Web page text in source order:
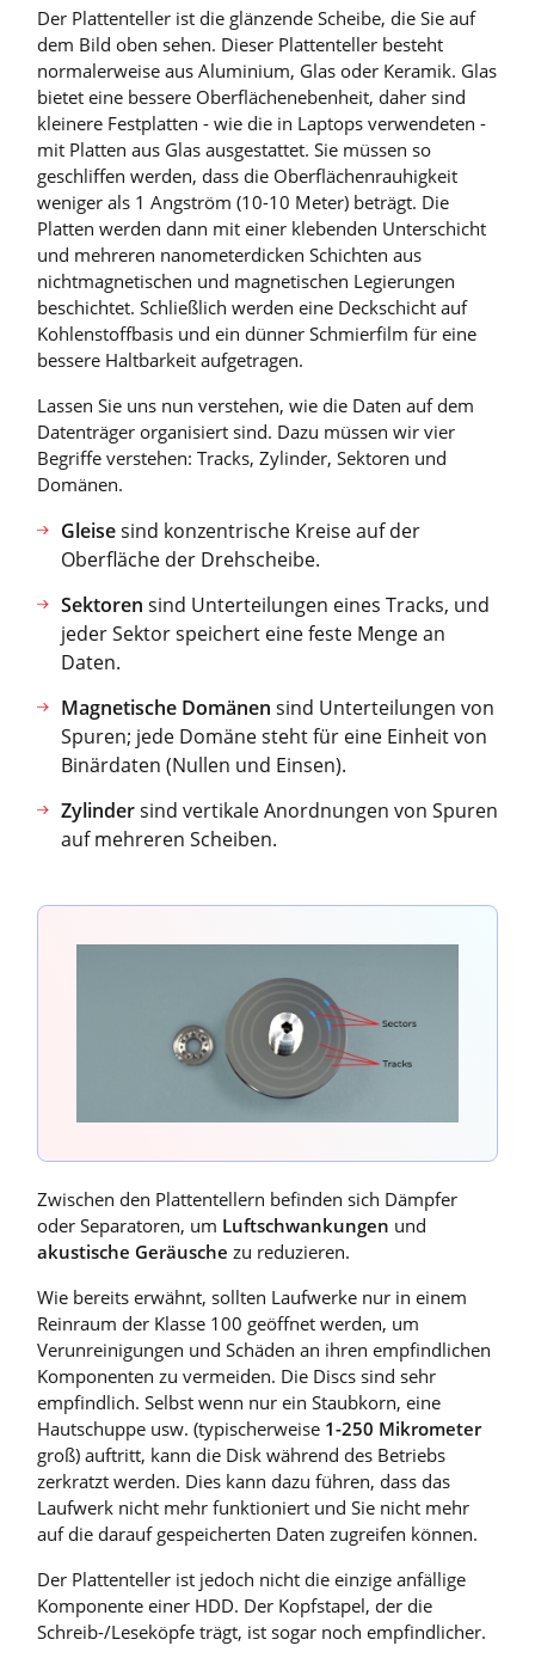
Der Plattenteller ist die glänzende Scheibe, die Sie auf
dem Bild oben sehen. Dieser Plattenteller besteht
normalerweise aus Aluminium, Glas oder Keramik. Glas
bietet eine bessere Oberflächenebenheit, daher sind
kleinere Festplatten - wie die in Laptops verwendeten -
mit Platten aus Glas ausgestattet. Sie müssen so
geschliffen werden, dass die Oberflächenrauhigkeit
weniger als 1 Angström (10-10 Meter) beträgt. Die
Platten werden dann mit einer klebenden Unterschicht
und mehreren nanometerdicken Schichten aus
nichtmagnetischen und magnetischen Legierungen
beschichtet. Schließlich werden eine Deckschicht auf
Kohlenstoffbasis und ein dünner Schmierfilm für eine
bessere Haltbarkeit aufgetragen.
Lassen Sie uns nun verstehen, wie die Daten auf dem
Datenträger organisiert sind. Dazu müssen wir vier
Begriffe verstehen: Tracks, Zylinder, Sektoren und
Domänen.
Gleisesind konzentrische Kreise auf der
Oberfläche der Drehscheibe.
Sektoren sind Unterteilungen eines Tracks, und
jeder Sektor speichert eine feste Menge an
Daten.
Magnetische Domänen sind Unterteilungen von
Spuren; jede Domäne steht für eine Einheit von
Binärdaten (Nullen und Einsen).
Zylindersind vertikale Anordnungen von Spuren
auf mehreren Scheiben.
Zwischen den Plattentellern befinden sich Dämpfer
oder Separatoren, um Luftschwankungen und
akustische Geräusche zu reduzieren.
Wie bereits erwähnt, sollten Laufwerke nur in einem
Reinraum der Klasse 100 geöffnet werden, um
Verunreinigungen und Schäden an ihren empfindlichen
Komponenten zu vermeiden. Die Discs sind sehr
empfindlich. Selbst wenn nur ein Staubkorn, eine
Hautschuppe usw. (typischerweise 1-250 Mikrometer
groß) auftritt, kann die Disk während des Betriebs
zerkratzt werden. Dies kann dazu führen, dass das
Laufwerk nicht mehr funktioniert und Sie nicht mehr
auf die darauf gespeicherten Daten zugreifen können.
Der Plattenteller ist jedoch nicht die einzige anfällige
Komponente einer HDD. Der Kopfstapel, der die
Schreib-/Leseköpfe trägt, ist sogar noch empfindlicher.